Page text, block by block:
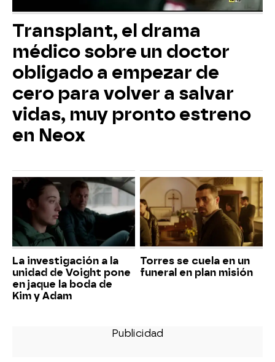
Transplant, el drama
médico sobre un doctor
obligado a empezar de
cero para volver a salvar
vidas, muy pronto estreno
en Neox
La investigación a la
unidad de Voight pone
en jaque la boda de
Kim y Adam
Torres se cuela en un
funeral en plan misión